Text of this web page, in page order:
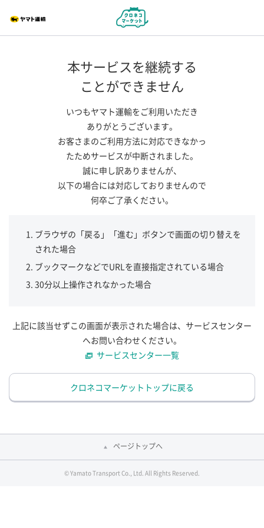
本サービスを継続する
ことができません
いつもヤマト運輸をご利用いただき
ありがとうございます。
お客さまのご利用方法に対応できなかっ
たためサービスが中断されました。
誠に申し訳ありませんが、
以下の場合には対応しておりませんので
何卒ご了承ください。
ブラウザの「戻る」「進む」ボタンで画面の切り替えを
された場合
ブックマークなどでURLを直接指定されている場合
30分以上操作されなかった場合
上記に該当せずこの画面が表示された場合は、サービスセンター
へお問い合わせください。
サービスセンター一覧
クロネコマーケットトップに戻る
ページトップへ
© Yamato Transport Co., Ltd. All Rights Reserved.